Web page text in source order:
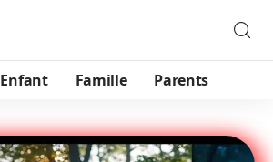
Enfant Famille Parents